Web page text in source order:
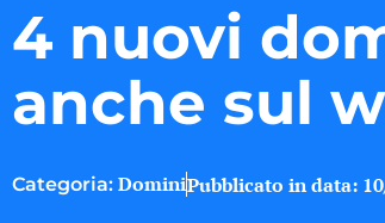
4 nuovi
anche sul
Categoria: DominiPubblicato in data: